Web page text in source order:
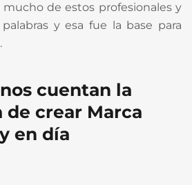
de estos profesionales y
y esa fue la base para
cuentan la
crear Marca
en día